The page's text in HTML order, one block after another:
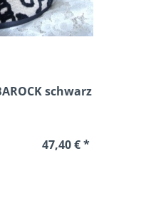
schwarz
47,40 € *